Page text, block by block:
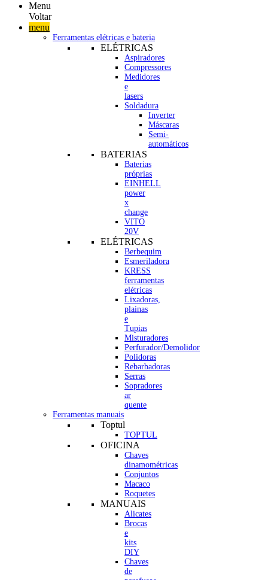
Menu
Voltar
menu
Ferramentas elétricas e bateria
ELÉTRICAS
Aspiradores
Compressores
Medidores
e
lasers
Soldadura
Inverter
Máscaras
Semi-
automáticos
BATERIAS
Baterias
próprias
EINHELL
power
x
change
VITO
20V
ELÉTRICAS
Berbequim
Esmeriladora
KRESS
ferramentas
elétricas
Lixadoras,
plainas
e
Tupias
Misturadores
Perfurador/Demolidor
Polidoras
Rebarbadoras
Serras
Sopradores
ar
quente
Ferramentas manuais
Toptul
TOPTUL
OFICINA
Chaves
dinamométricas
Conjuntos
Macaco
Roquetes
MANUAIS
Alicates
Brocas
e
kits
DIY
Chaves
de